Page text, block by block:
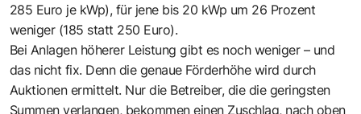
285 Euro je kWp), für jene bis 20 kWp um 26 Prozent
weniger (185 statt 250 Euro).
Bei Anlagen höherer Leistung gibt es noch weniger – und
das nicht fix. Denn die genaue Förderhöhe wird durch
Auktionen ermittelt. Nur die Betreiber, die die geringsten
Summen verlangen, bekommen einen Zuschlag, nach oben